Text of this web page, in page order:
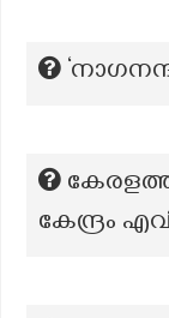
കേന്ദ്രം